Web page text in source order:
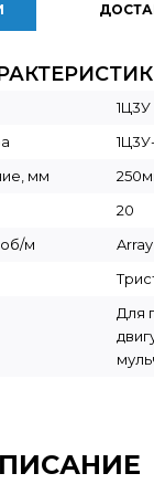
1Ц3У
мм
20
м
Array
Для